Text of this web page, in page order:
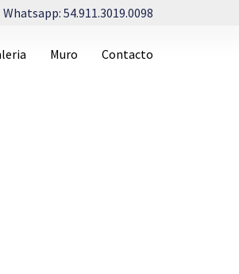
Whatsapp: 54.911.3019.0098
Muro Contacto